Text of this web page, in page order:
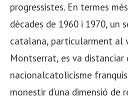
progressistes. En termes
dècades de 1960 i 1970, un
catalana, particularment al
Montserrat, es va distanciar
nacionalcatolicisme
monestir d’una dimensió de